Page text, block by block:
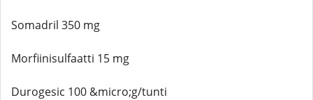
Somadril 350 mg
Morfiinisulfaatti 15 mg
Durogesic 100 &micro;g/tunti